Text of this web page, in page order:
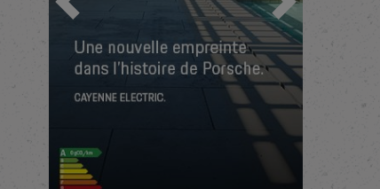
Précédent Suivant